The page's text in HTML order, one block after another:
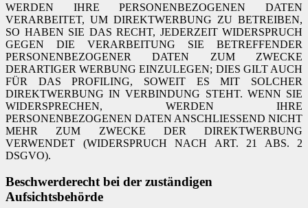
WERDEN IHRE PERSONENBEZOGENEN DATEN
VERARBEITET, UM DIREKTWERBUNG ZU BETREIBEN,
SO HABEN SIE DAS RECHT, JEDERZEIT WIDERSPRUCH
GEGEN DIE VERARBEITUNG SIE BETREFFENDER
PERSONENBEZOGENER DATEN ZUM ZWECKE
DERARTIGER WERBUNG EINZULEGEN; DIES GILT AUCH
FÜR DAS PROFILING, SOWEIT ES MIT SOLCHER
DIREKTWERBUNG IN VERBINDUNG STEHT. WENN SIE
WIDERSPRECHEN, WERDEN IHRE
PERSONENBEZOGENEN DATEN ANSCHLIESSEND NICHT
MEHR ZUM ZWECKE DER DIREKTWERBUNG
VERWENDET (WIDERSPRUCH NACH ART. 21 ABS. 2
DSGVO).
Beschwerderecht bei der zuständigen
Aufsichtsbehörde